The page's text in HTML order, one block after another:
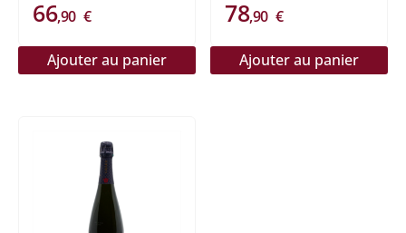
66,90 €
Ajouter au panier
78,90 €
Ajouter au panier